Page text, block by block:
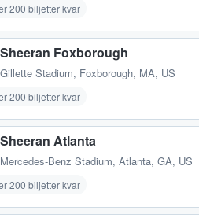
200 biljetter kvar
Foxborough
Gillette Stadium, Foxborough, MA, US
200 biljetter kvar
Atlanta
Mercedes-Benz Stadium, Atlanta, GA, US
200 biljetter kvar